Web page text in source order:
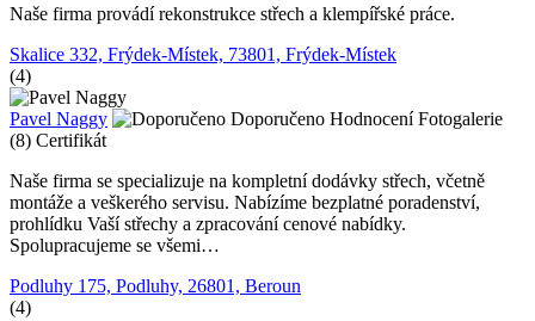
Naše firma provádí rekonstrukce střech a klempířské práce.
Skalice 332, Frýdek-Místek, 73801, Frýdek-Místek
(4)
Pavel Naggy Doporučeno Hodnocení Fotogalerie
(8) Certifikát
Naše firma se specializuje na kompletní dodávky střech, včetně
montáže a veškerého servisu. Nabízíme bezplatné poradenství,
prohlídku Vaší střechy a zpracování cenové nabídky.
Spolupracujeme se všemi…
Podluhy 175, Podluhy, 26801, Beroun
(4)